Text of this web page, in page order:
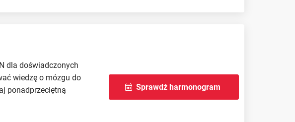
dla doświadczonych
wiedzę o mózgu do
ponadprzeciętną
Sprawdź harmonogram